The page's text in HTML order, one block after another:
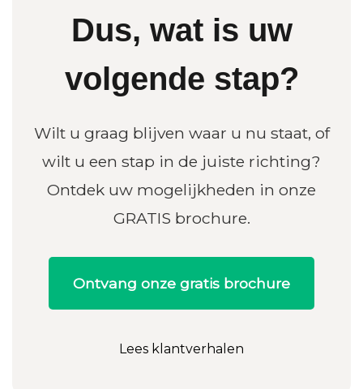
Dus, wat is uw
volgende stap?
Wilt u graag blijven waar u nu staat, of
wilt u een stap in de juiste richting?
Ontdek uw mogelijkheden in onze
GRATIS brochure.
Ontvang onze gratis brochure
Lees klantverhalen